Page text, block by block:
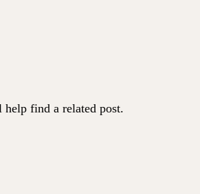
find a related post.